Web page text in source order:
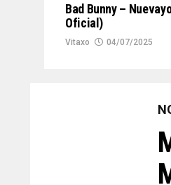
Bad Bunny –
Oficial)
Vitaxo 04/07/2025